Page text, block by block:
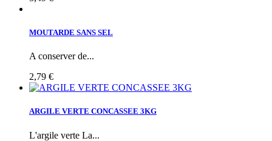
MOUTARDE SANS SEL
A conserver de...
2,79 €
ARGILE VERTE CONCASSEE 3KG
L'argile verte La...